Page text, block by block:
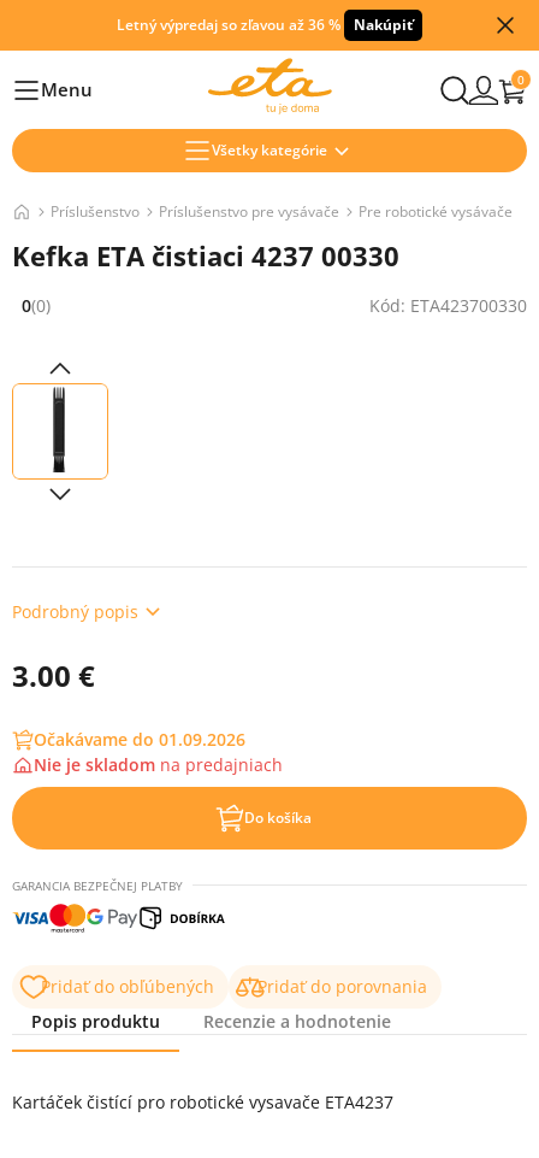
Letný výpredaj so zľavou až 36 % Nakúpiť
HlavníMenu 0
Všetky kategórie
Príslušenstvo Príslušenstvo pre vysávače Pre robotické vysávače
Kefka ETA čistiaci 4237 00330
Hodnocení: 0 z 5 (0 recenzí)
0(0) Kód: ETA423700330
Podrobný popis
3.00 €
Očakávame do 01.09.2026
Nie je skladom na predajniach
Do košíka
GARANCIA BEZPEČNEJ PLATBY
Pridať do obľúbených
Pridať do porovnania
Popis produktu
Recenzie a hodnotenie
Kartáček čistící pro robotické vysavače ETA4237